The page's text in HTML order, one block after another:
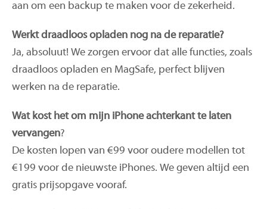
aan om een backup te maken voor de zekerheid.
Werkt draadloos opladen nog na de reparatie?
Ja, absoluut! We zorgen ervoor dat alle functies, zoals
draadloos opladen en MagSafe, perfect blijven
werken na de reparatie.
Wat kost het om mijn iPhone achterkant te laten
vervangen?
De kosten lopen van €99 voor oudere modellen tot
€199 voor de nieuwste iPhones. We geven altijd een
gratis prijsopgave vooraf.